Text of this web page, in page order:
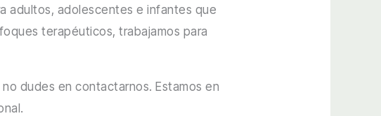
adultos, adolescentes e infantes que
terapéuticos, trabajamos para
dudes en contactarnos. Estamos en